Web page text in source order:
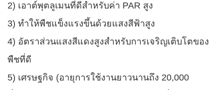
2) เอาต์พุตลูเมนที่ดีสำหรับค่า PAR สูง
3) ทำให้พืชแข็งแรงขึ้นด้วยแสงสีฟ้าสูง
4) อัตราส่วนแสงสีแดงสูงสำหรับการเจริญเติบโตของ
พืชที่ดี
5) เศรษฐกิจ (อายุการใช้งานยาวนานถึง 20,000